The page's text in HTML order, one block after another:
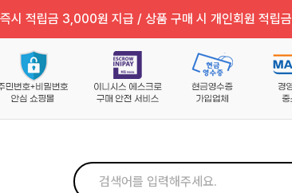
시 적립금 3,000원 지급 / 상품 구매 시 개인회원 적립